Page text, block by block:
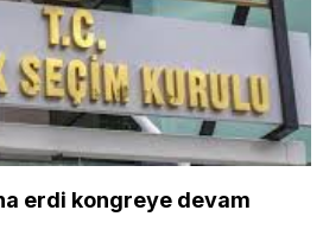
erdi kongreye devam